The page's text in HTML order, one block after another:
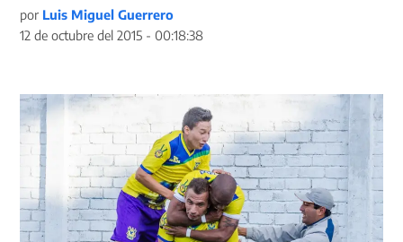
por Luis Miguel Guerrero
12 de octubre del 2015 - 00:18:38